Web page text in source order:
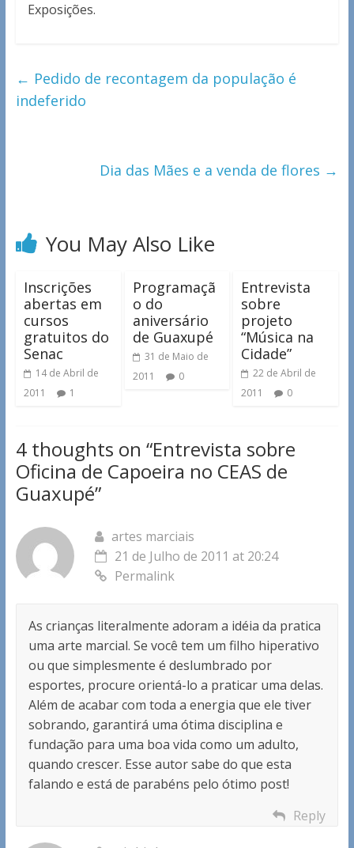
Exposições.
← Pedido de recontagem da população é
indeferido
Dia das Mães e a venda de flores →
You May Also Like
Inscrições
abertas em
cursos
gratuitos do
Senac
14 de Abril de
2011
1
Programaçã
o do
aniversário
de Guaxupé
31 de Maio de
2011
0
Entrevista
sobre
projeto
“Música na
Cidade”
22 de Abril de
2011
0
4 thoughts on “Entrevista sobre
Oficina de Capoeira no CEAS de
Guaxupé”
artes marciais
21 de Julho de 2011 at 20:24
Permalink
As crianças literalmente adoram a idéia da pratica
uma arte marcial. Se você tem um filho hiperativo
ou que simplesmente é deslumbrado por
esportes, procure orientá-lo a praticar uma delas.
Além de acabar com toda a energia que ele tiver
sobrando, garantirá uma ótima disciplina e
fundação para uma boa vida como um adulto,
quando crescer. Esse autor sabe do que esta
falando e está de parabéns pelo ótimo post!
Reply